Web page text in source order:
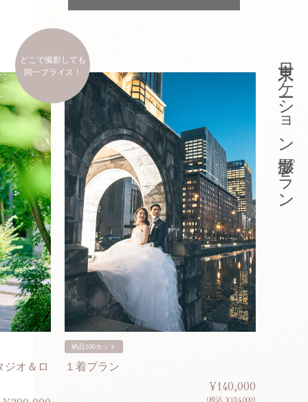
どこで撮影しても
同一プライス！
ジオ＆ロ
納品100カット
１着プラン
¥140,000
(税込 ¥154,000)
東京ロケーション撮影プラン